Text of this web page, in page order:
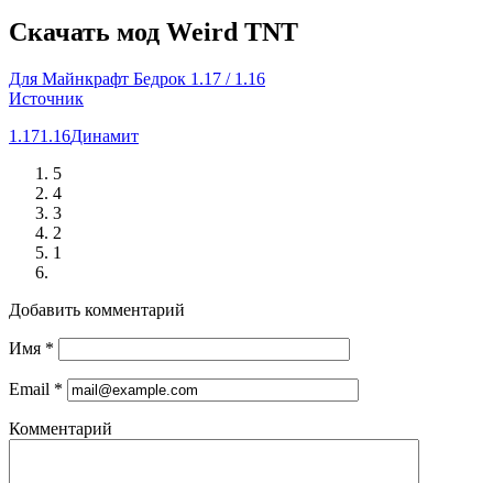
Скачать мод Weird TNT
Для Майнкрафт Бедрок 1.17 / 1.16
Источник
1.171.16Динамит
5
4
3
2
1
Добавить комментарий
Имя *
Email *
Комментарий